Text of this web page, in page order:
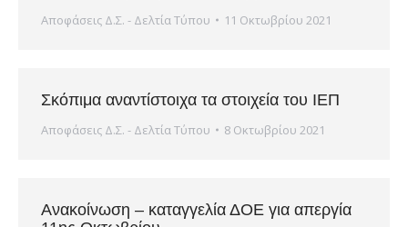
Αποφάσεις Δ.Σ. - Δελτία Τύπου 11 Οκτωβρίου 2021
Σκόπιμα αναντίστοιχα τα στοιχεία του ΙΕΠ
Αποφάσεις Δ.Σ. - Δελτία Τύπου 8 Οκτωβρίου 2021
Ανακοίνωση – καταγγελία ΔΟΕ για απεργία